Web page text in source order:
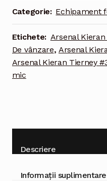
Tricou
2022
maneca
scurta
Categorie: Echipament
Etichete: Arsenal
De vânzare, Arsenal
Arsenal Kieran Tierney
mic
Descriere
Informații suplimentare